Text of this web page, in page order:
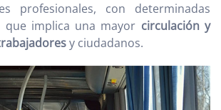
profesionales, con determinadas
que implica una mayor circulación y
y ciudadanos.